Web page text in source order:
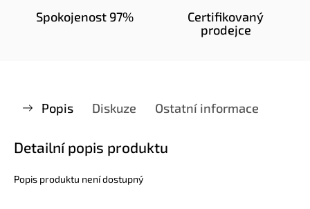
Spokojenost 97%
Certifikovaný
prodejce
Popis Diskuze Ostatní informace
Detailní popis produktu
Popis produktu není dostupný